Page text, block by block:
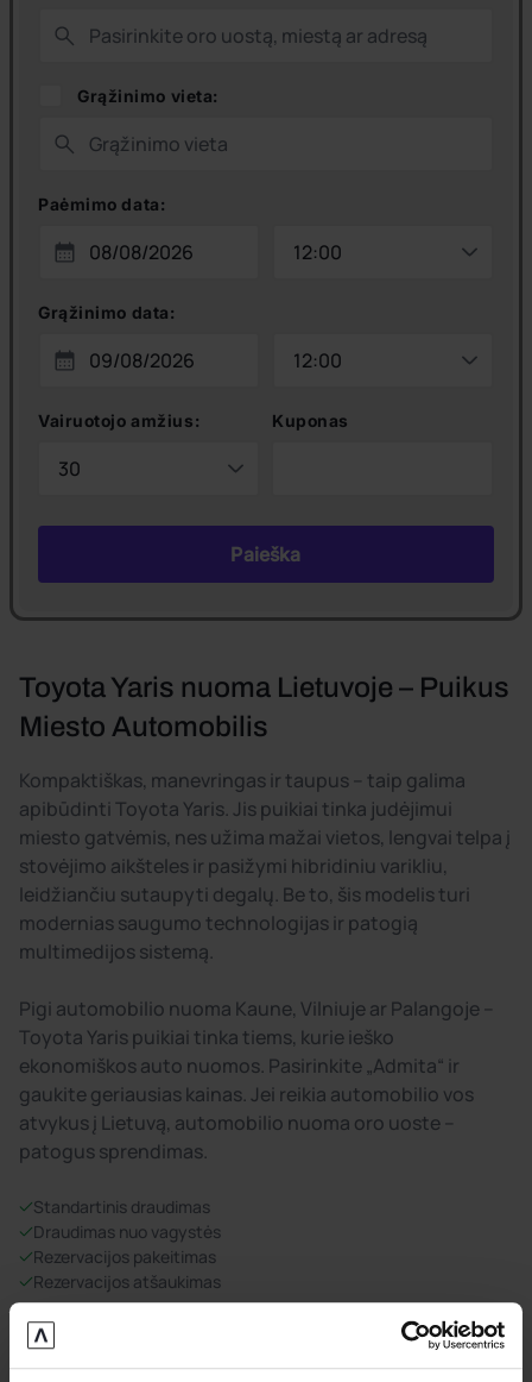
Grąžinimo vieta:
Paėmimo data:
Grąžinimo data:
Vairuotojo amžius: Kuponas
Paieška
Toyota Yaris nuoma Lietuvoje – Puikus
Miesto Automobilis
Kompaktiškas, manevringas ir taupus – taip galima
apibūdinti Toyota Yaris. Jis puikiai tinka judėjimui
miesto gatvėmis, nes užima mažai vietos, lengvai telpa į
stovėjimo aikšteles ir pasižymi hibridiniu varikliu,
leidžiančiu sutaupyti degalų. Be to, šis modelis turi
modernias saugumo technologijas ir patogią
multimedijos sistemą.
Pigi automobilio nuoma Kaune, Vilniuje ar Palangoje –
Toyota Yaris puikiai tinka tiems, kurie ieško
ekonomiškos auto nuomos. Pasirinkite „Admita“ ir
gaukite geriausias kainas. Jei reikia automobilio vos
atvykus į Lietuvą, automobilio nuoma oro uoste –
patogus sprendimas.
Standartinis draudimas
Draudimas nuo vagystės
Rezervacijos pakeitimas
Rezervacijos atšaukimas
Automobilio nuoma Klaipėdoje –